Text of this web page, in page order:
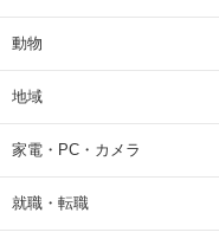
動物
地域
家電・PC・カメラ
就職・転職